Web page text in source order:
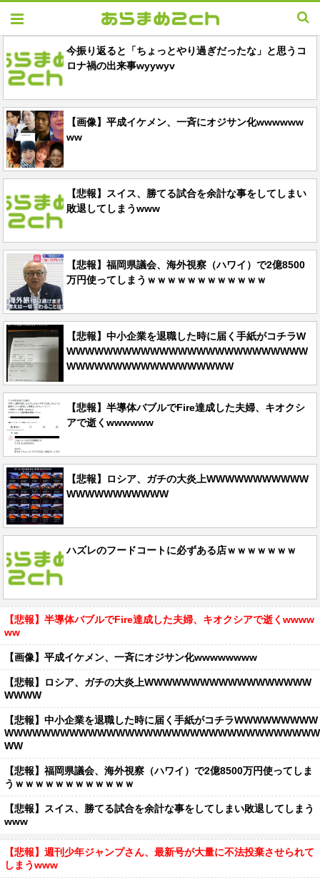
今振り返ると「ちょっとやり過ぎだったな」と思うコ
ロナ禍の出来事wyywyv
【画像】平成イケメン、一斉にオジサン化wwwwww
ww
【悲報】スイス、勝てる試合を余計な事をしてしまい
敗退してしまうwww
【悲報】福岡県議会、海外視察（ハワイ）で2億8500
万円使ってしまうｗｗｗｗｗｗｗｗｗｗｗｗ
【悲報】中小企業を退職した時に届く手紙がコチラW
WWWWWWWWWWWWWWWWWWWWWWWWWW
WWWWWWWWWWWWWWWWWW
【悲報】半導体バブルでFire達成した夫婦、キオクシ
アで逝くwwwwww
【悲報】ロシア、ガチの大炎上WWWWWWWWWWW
WWWWWWWWWWW
ハズレのフードコートに必ずある店ｗｗｗｗｗｗｗ
【悲報】半導体バブルでFire達成した夫婦、キオクシアで逝くwwww
ww
【画像】平成イケメン、一斉にオジサン化wwwwwwww
【悲報】ロシア、ガチの大炎上WWWWWWWWWWWWWWWWWW
WWWW
【悲報】中小企業を退職した時に届く手紙がコチラWWWWWWWWW
WWWWWWWWWWWWWWWWWWWWWWWWWWWWWWWWWW
WW
【悲報】福岡県議会、海外視察（ハワイ）で2億8500万円使ってしま
うｗｗｗｗｗｗｗｗｗｗｗｗ
【悲報】スイス、勝てる試合を余計な事をしてしまい敗退してしまう
www
【悲報】週刊少年ジャンプさん、最新号が大量に不法投棄させられて
しまうwww